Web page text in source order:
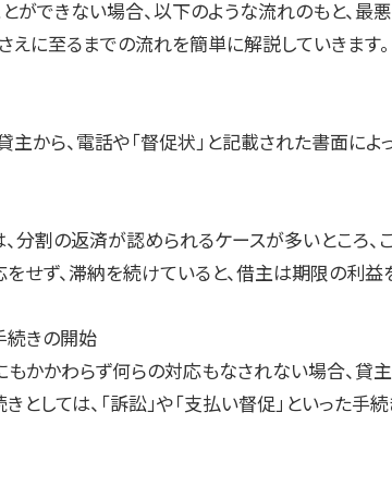
ができない場合、以下のような流れのもと、最
えに至るまでの流れを簡単に解説していきます。
主から、電話や「督促状」と記載された書面によ
分割の返済が認められるケースが多いところ、
せず、滞納を続けていると、借主は期限の利益
きの開始
かかわらず何らの対応もなされない場合、貸
しては、「訴訟」や「支払い督促」といった手